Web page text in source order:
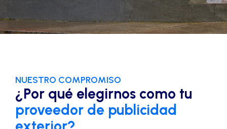
NUESTRO COMPROMISO
¿Por qué elegirnos como tu
proveedor de publicidad